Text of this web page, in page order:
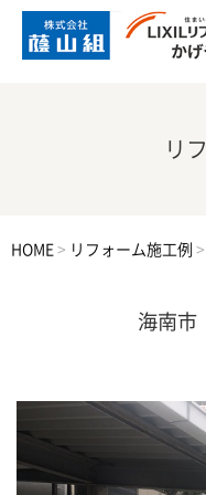
リ
HOME > リフォーム施工例 >
海南